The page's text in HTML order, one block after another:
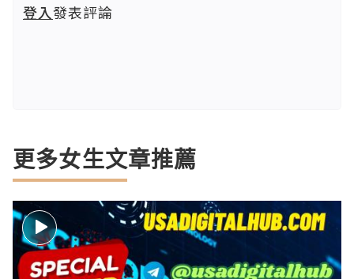
登入發表評論
更多女生文章推薦